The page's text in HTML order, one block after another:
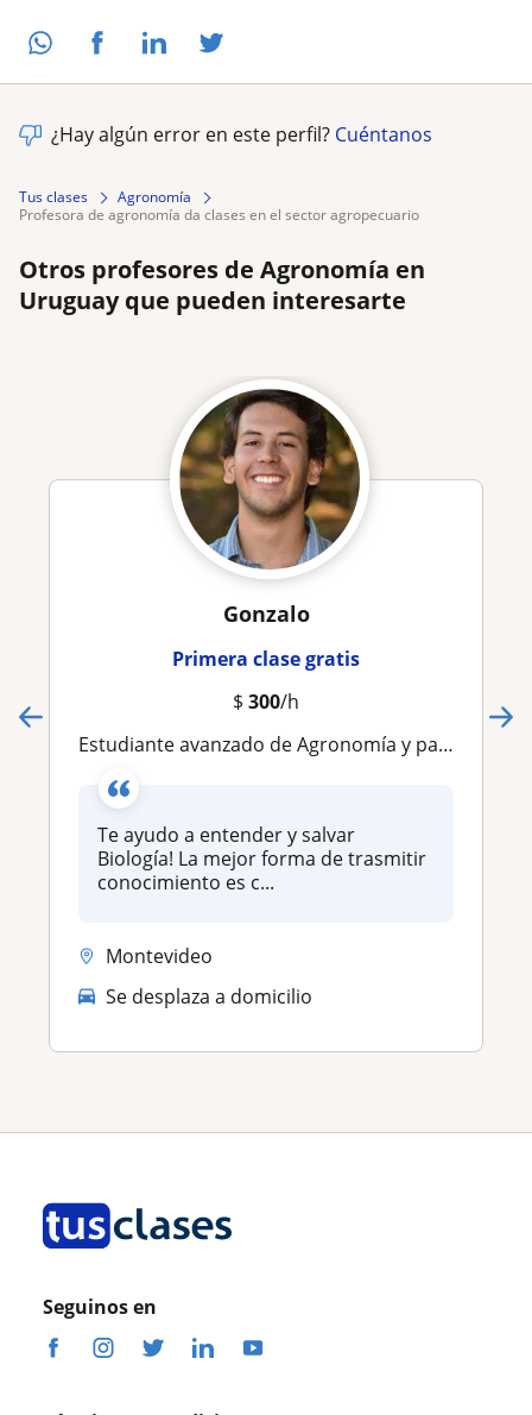
¿Hay algún error en este perfil? Cuéntanos
Tus clases
Agronomía
profesora de agronomía da clases en el sector agropecuario
Otros profesores de Agronomía en
Uruguay que pueden interesarte
Gonzalo
Primera clase gratis
$ 300/h
Estudiante avanzado de Agronomía y paisajismo. Te enseño biología de una forma fácil y con ejemplos prácticos ! ‍
Te ayudo a entender y salvar
Biología! La mejor forma de trasmitir
conocimiento es c...
Montevideo
Se desplaza a domicilio
Seguinos en